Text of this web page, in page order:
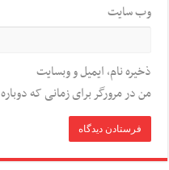
وب‌ سایت
ذخیره نام، ایمیل و وبسایت
من در مرورگر برای زمانی که